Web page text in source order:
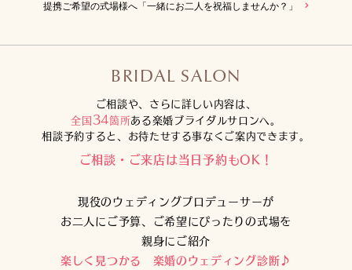
提携ご希望の式場様へ「一緒にお二人を祝福しませんか？」
BRIDAL SALON
ご相談や、さらに詳しい内容は、
全国34箇所ある楽婚ブライダルサロンへ。
相談予約すると、お待たせする事なくご案内できます。
ご相談・ご来店は当日予約もOK！
現役のウェディングプロデューサーが
お二人にご予算、ご希望にぴったりの式場を
親身にご紹介
楽しく見つかる 楽婚のウェディング診断♪